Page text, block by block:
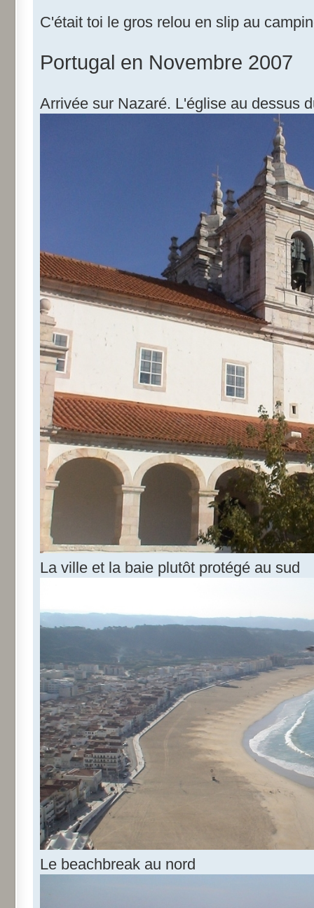
C'était toi le gros relou en slip au
Portugal en Novembre 2007
Arrivée sur Nazaré. L'église au dessus
La ville et la baie plutôt protégé au sud
Le beachbreak au nord